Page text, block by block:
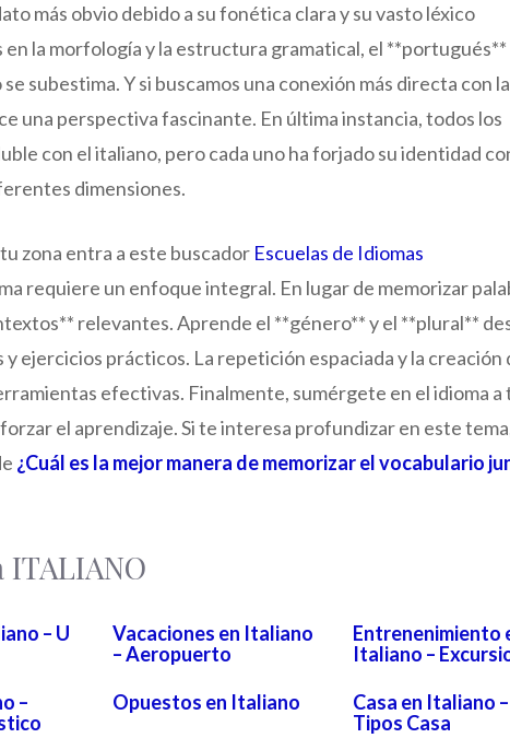
más obvio debido a su fonética clara y su vasto léxico
la morfología y la estructura gramatical, el **portugués**
subestima. Y si buscamos una conexión más directa con
una perspectiva fascinante. En última instancia, todos los
con el italiano, pero cada uno ha forjado su identidad
dimensiones.
zona entra a este buscador Escuelas de Idiomas
requiere un enfoque integral. En lugar de memorizar
relevantes. Aprende el **género** y el **plural**
ejercicios prácticos. La repetición espaciada y la creación
efectivas. Finalmente, sumérgete en el idioma a
el aprendizaje. Si te interesa profundizar en este
¿Cuál es la mejor manera de memorizar el vocabulario
– U
Vacaciones en Italiano
– Aeropuerto
Entrenenimiento
Italiano –
–
Opuestos en Italiano
Casa en Italiano –
Tipos Casa